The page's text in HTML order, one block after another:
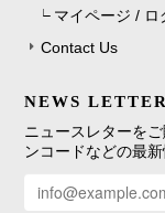
マイページ / ロ
Contact Us
NEWS LETTER
ニュースレターを
ンコードなどの最